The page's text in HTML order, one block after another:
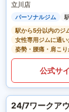
立川店
パーソナルジム
駅から5分以内のジ
女性専用ジムに通い
姿勢・腰痛・肩こ
公式サ
24/7ワークア